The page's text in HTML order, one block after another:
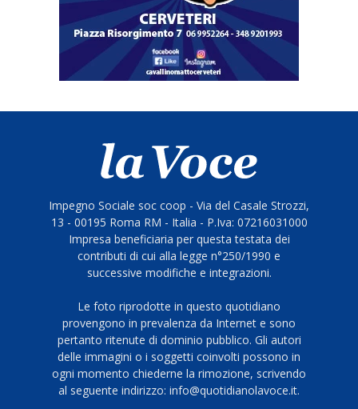
Impegno Sociale soc coop - Via del Casale Strozzi,
13 - 00195 Roma RM - Italia - P.Iva: 07216031000
Impresa beneficiaria per questa testata dei
contributi di cui alla legge n°250/1990 e
successive modifiche e integrazioni.
Le foto riprodotte in questo quotidiano
provengono in prevalenza da Internet e sono
pertanto ritenute di dominio pubblico. Gli autori
delle immagini o i soggetti coinvolti possono in
ogni momento chiederne la rimozione, scrivendo
al seguente indirizzo: info@quotidianolavoce.it.